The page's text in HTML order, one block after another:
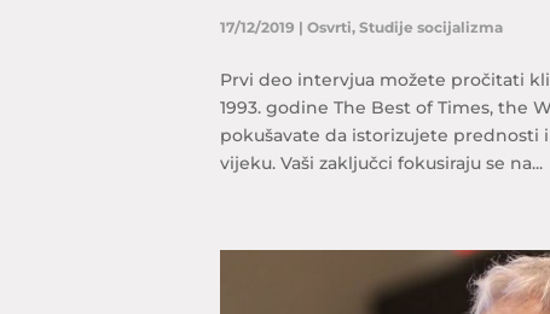
17/12/2019 | Osvrti, Studije socijalizma
Prvi deo intervjua možete pročitati
1993. godine The Best of Times, the
pokušavate da istorizujete prednosti
vijeku. Vaši zaključci fokusiraju se na...